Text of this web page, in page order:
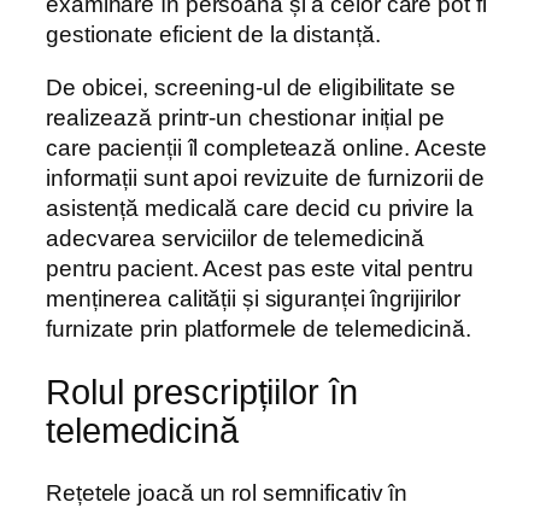
gestionate eficient de la distanță.
De obicei, screening-ul de eligibilitate se
realizează printr-un chestionar inițial pe
care pacienții îl completează online. Aceste
informații sunt apoi revizuite de furnizorii de
asistență medicală care decid cu privire la
adecvarea serviciilor de telemedicină
pentru pacient. Acest pas este vital pentru
menținerea calității și siguranței îngrijirilor
furnizate prin platformele de telemedicină.
Rolul prescripțiilor în
telemedicină
Rețetele joacă un rol semnificativ în